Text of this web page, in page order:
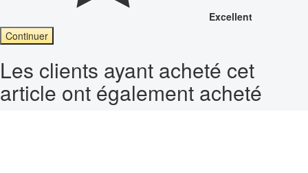
Excellent
Continuer
Les clients ayant acheté cet
article ont également acheté